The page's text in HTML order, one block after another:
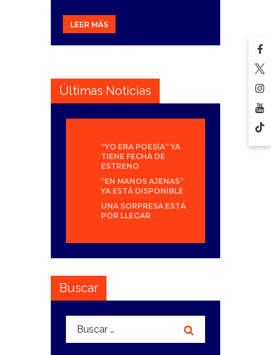
LEER MÁS
Últimas Noticias
“YO ERA POESÍA” YA
TIENE FECHA DE
ESTRENO
“EN MANOS AJENAS”
YA ESTÁ DISPONIBLE
UNA SORPRESA ESTÁ
POR LLEGAR
Buscar
Buscar: